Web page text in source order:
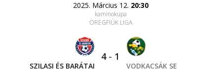
2025. Március 12. 20:30
kaminokupa
ÖREGFIÚK LIGA
SZILASI ÉS BARÁTAI
4- 1
VODKACSÁK SE